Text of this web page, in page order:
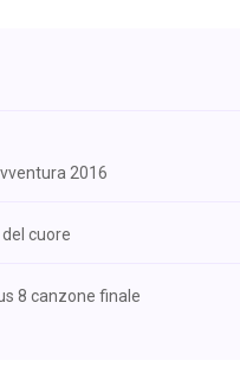
2016
cuore
8 canzone finale